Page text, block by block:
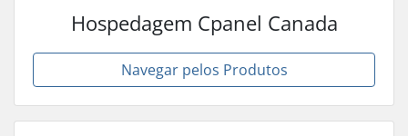
Hospedagem Cpanel Canada
Navegar pelos Produtos